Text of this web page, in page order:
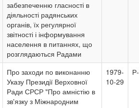
забезпеченню гласності в
діяльності радянських
органів, їх регулярної
звітності і інформування
населення в питаннях, що
розглядаються Радами
Про заходи по виконанню
Указу Президії Верховної
Ради СРСР "Про амністію в
зв'язку з Міжнародним
1979-
10-29